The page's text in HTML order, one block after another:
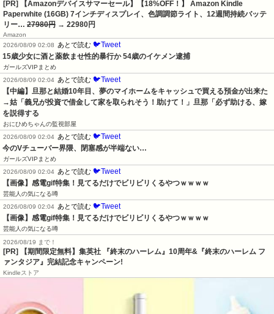
[PR] 【Amazonデバイスサマーセール】【18%OFF！】 Amazon Kindle
Paperwhite (16GB) 7インチディスプレイ、色調調節ライト、12週間持続バッテ
リー… 27980円 → 22980円
Amazon
2026/08/09 02:08 あとで読む 🐦Tweet
15歳少女に酒と薬飲ませ性的暴行か 54歳のイケメン逮捕
ガールズVIPまとめ
2026/08/09 02:04 あとで読む 🐦Tweet
【中編】旦那と結婚10年目、夢のマイホームをキャッシュで買える預金が出来た
→姑「義兄が投資で借金して家を取られそう！助けて！」旦那「必ず助ける、嫁
を説得する
おにひめちゃんの監視部屋
2026/08/09 02:04 あとで読む 🐦Tweet
今のVチューバー界隈、閉塞感が半端ない…
ガールズVIPまとめ
2026/08/09 02:04 あとで読む 🐦Tweet
【画像】感電gif特集！見てるだけでビリビリくるやつｗｗｗｗ
芸能人の気になる噂
2026/08/09 02:04 あとで読む 🐦Tweet
【画像】感電gif特集！見てるだけでビリビリくるやつｗｗｗｗ
芸能人の気になる噂
2026/08/19 まで！
[PR] 【期間限定無料】集英社 『終末のハーレム』10周年&『終末のハーレム フ
ァンタジア』完結記念キャンペーン!
Kindleストア